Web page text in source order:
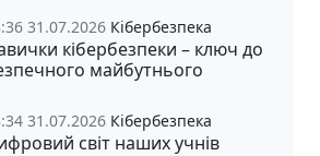
31.07.2026 Кібербезпека
кібербезпеки – ключ до
майбутнього
31.07.2026 Кібербезпека
світ наших учнів